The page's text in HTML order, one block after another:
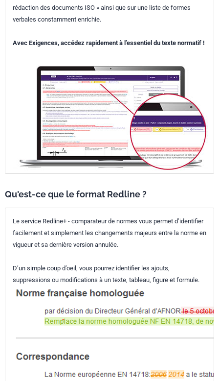
rédaction des documents ISO » ainsi que sur une liste de formes
verbales constamment enrichie.
Avec Exigences, accédez rapidement à l’essentiel du texte normatif !
Qu'est-ce que le format Redline ?
Le service Redline+ - comparateur de normes vous permet d’identifier
facilement et simplement les changements majeurs entre la norme en
vigueur et sa dernière version annulée.
D’un simple coup d’oeil, vous pourrez identifier les ajouts,
suppressions ou modifications à un texte, tableau, figure et formule.